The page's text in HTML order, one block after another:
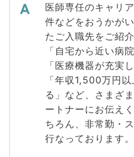
医師専任のキャリ
件などをおうかが
たご入職先をご紹
「自宅から近い病
「医療機器が充実
「年収1,500万円
る」など、さまざ
ートナーにお伝え
ちろん、非常勤・
行なっております。